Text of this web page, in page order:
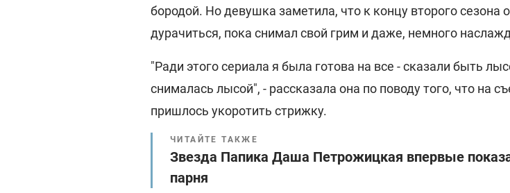
бородой. Но девушка заметила, что к концу второго сезона
дурачиться, пока снимал свой грим и даже, немного
"Ради этого сериала я была готова на все - сказали быть
снималась лысой", - рассказала она по поводу того, что на
пришлось укоротить стрижку.
ЧИТАЙТЕ ТАКЖЕ
Звезда Папика Даша Петрожицкая впервые
парня